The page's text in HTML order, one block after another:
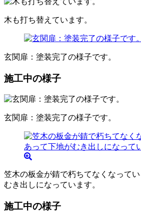
木も打ち替えています。
玄関扉：塗装完了の様子です。
施工中の様子
玄関扉：塗装完了の様子です。
笠木の板金が錆で朽ちてなくなって
むき出しになっています。
施工中の様子